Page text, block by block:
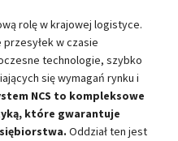
rolę w krajowej logistyce.
w czasie
technologie, szybko
się wymagań rynku i
NCS to kompleksowe
które gwarantuje
Oddział ten jest